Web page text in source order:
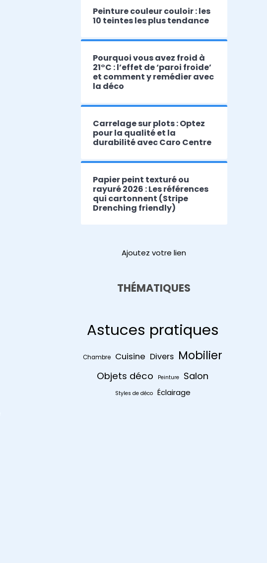
Peinture couleur couloir : les
10 teintes les plus tendance
Pourquoi vous avez froid à
21°C : l’effet de ‘paroi froide’
et comment y remédier avec
la déco
Carrelage sur plots : Optez
pour la qualité et la
durabilité avec Caro Centre
Papier peint texturé ou
rayuré 2026 : Les références
qui cartonnent (Stripe
Drenching friendly)
Ajoutez votre lien
THÉMATIQUES
Astuces pratiques
Chambre Cuisine Divers Mobilier
Objets déco Peinture Salon
Styles de déco Éclairage